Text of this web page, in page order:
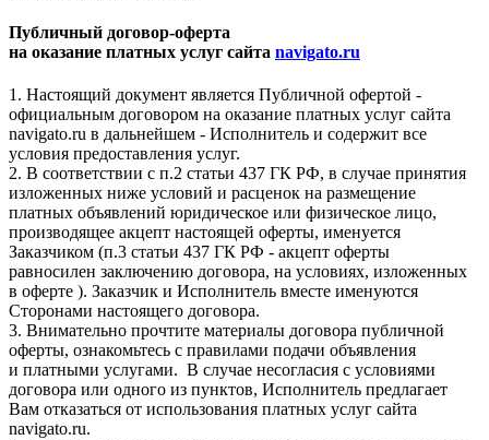
Публичный договор-оферта
на оказание платных услуг сайта navigato.ru
1. Настоящий документ является Публичной офертой -
официальным договором на оказание платных услуг сайта
navigato.ru в дальнейшем - Исполнитель и содержит все
условия предоставления услуг.
2. В соответствии с п.2 статьи 437 ГК РФ, в случае принятия
изложенных ниже условий и расценок на размещение
платных объявлений юридическое или физическое лицо,
производящее акцепт настоящей оферты, именуется
Заказчиком (п.3 статьи 437 ГК РФ - акцепт оферты
равносилен заключению договора, на условиях, изложенных
в оферте ). Заказчик и Исполнитель вместе именуются
Сторонами настоящего договора.
3. Внимательно прочтите материалы договора публичной
оферты, ознакомьтесь с правилами подачи объявления
и платными услугами. В случае несогласия с условиями
договора или одного из пунктов, Исполнитель предлагает
Вам отказаться от использования платных услуг сайта
navigato.ru.